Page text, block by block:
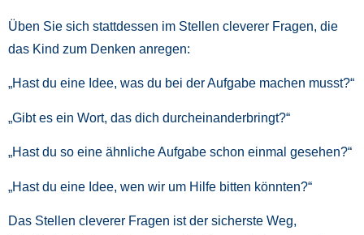
Üben Sie sich stattdessen im Stellen cleverer Fragen, die
das Kind zum Denken anregen:
„Hast du eine Idee, was du bei der Aufgabe machen musst?“
„Gibt es ein Wort, das dich durcheinanderbringt?“
„Hast du so eine ähnliche Aufgabe schon einmal gesehen?“
„Hast du eine Idee, wen wir um Hilfe bitten könnten?“
Das Stellen cleverer Fragen ist der sicherste Weg,